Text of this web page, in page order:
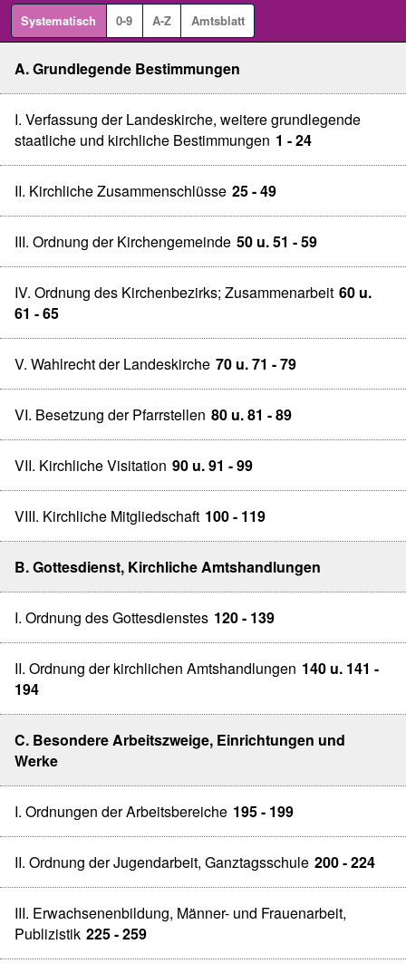
Systematisch 0-9 A-Z Amtsblatt
A. Grundlegende Bestimmungen
I. Verfassung der Landeskirche, weitere grundlegende
staatliche und kirchliche Bestimmungen 1 - 24
II. Kirchliche Zusammenschlüsse 25 - 49
III. Ordnung der Kirchengemeinde 50 u. 51 - 59
IV. Ordnung des Kirchenbezirks; Zusammenarbeit 60 u.
61 - 65
V. Wahlrecht der Landeskirche 70 u. 71 - 79
VI. Besetzung der Pfarrstellen 80 u. 81 - 89
VII. Kirchliche Visitation 90 u. 91 - 99
VIII. Kirchliche Mitgliedschaft 100 - 119
B. Gottesdienst, Kirchliche Amtshandlungen
I. Ordnung des Gottesdienstes 120 - 139
II. Ordnung der kirchlichen Amtshandlungen 140 u. 141 -
194
C. Besondere Arbeitszweige, Einrichtungen und
Werke
I. Ordnungen der Arbeitsbereiche 195 - 199
II. Ordnung der Jugendarbeit, Ganztagsschule 200 - 224
III. Erwachsenenbildung, Männer- und Frauenarbeit,
Publizistik 225 - 259